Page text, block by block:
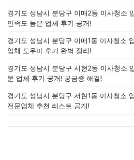
경기도 성남시 분당구 이매2동 이사청소
만족도 높은 업체 후기 공개!
경기도 성남시 분당구 이매1동 이사청소
업체 도우미 후기 완벽 정리!
경기도 성남시 분당구 서현2동 이사청소
문 업체 후기 공개! 궁금증 해결!
경기도 성남시 분당구 서현1동 이사청소
전문업체 추천 리스트 공개!